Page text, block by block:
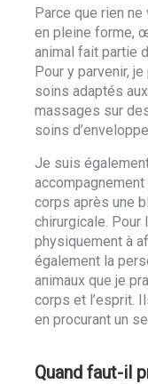
Parce que rien
en pleine forme,
animal fait partie
Pour y parvenir,
soins adaptés
massages sur
soins
Je suis
corps après une
chirurgicale. Pour
physiquement à
également la
animaux que je
corps et l’esprit.
en procurant un
Quand faut-il